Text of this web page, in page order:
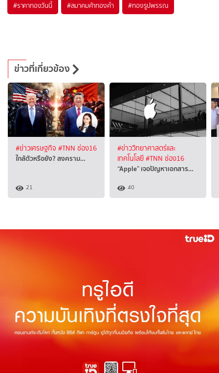
#ราคาทองวันนี้ #สมาคมค้าทองคำ #ทองรูปพรรณ
ข่าวที่เกี่ยวข้อง
#ข่าวเศรษฐกิจ #TNN ช่อง16
ใกล้ตัวหรือยัง? สงคราม…
21
#ข่าววิทยาศาสตร์และ
เทคโนโลยี#TNN ช่อง16
“Apple” เจอปัญหาเอกสาร…
40